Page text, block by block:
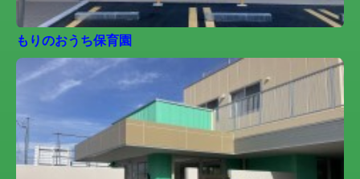
もりのおうち保育園